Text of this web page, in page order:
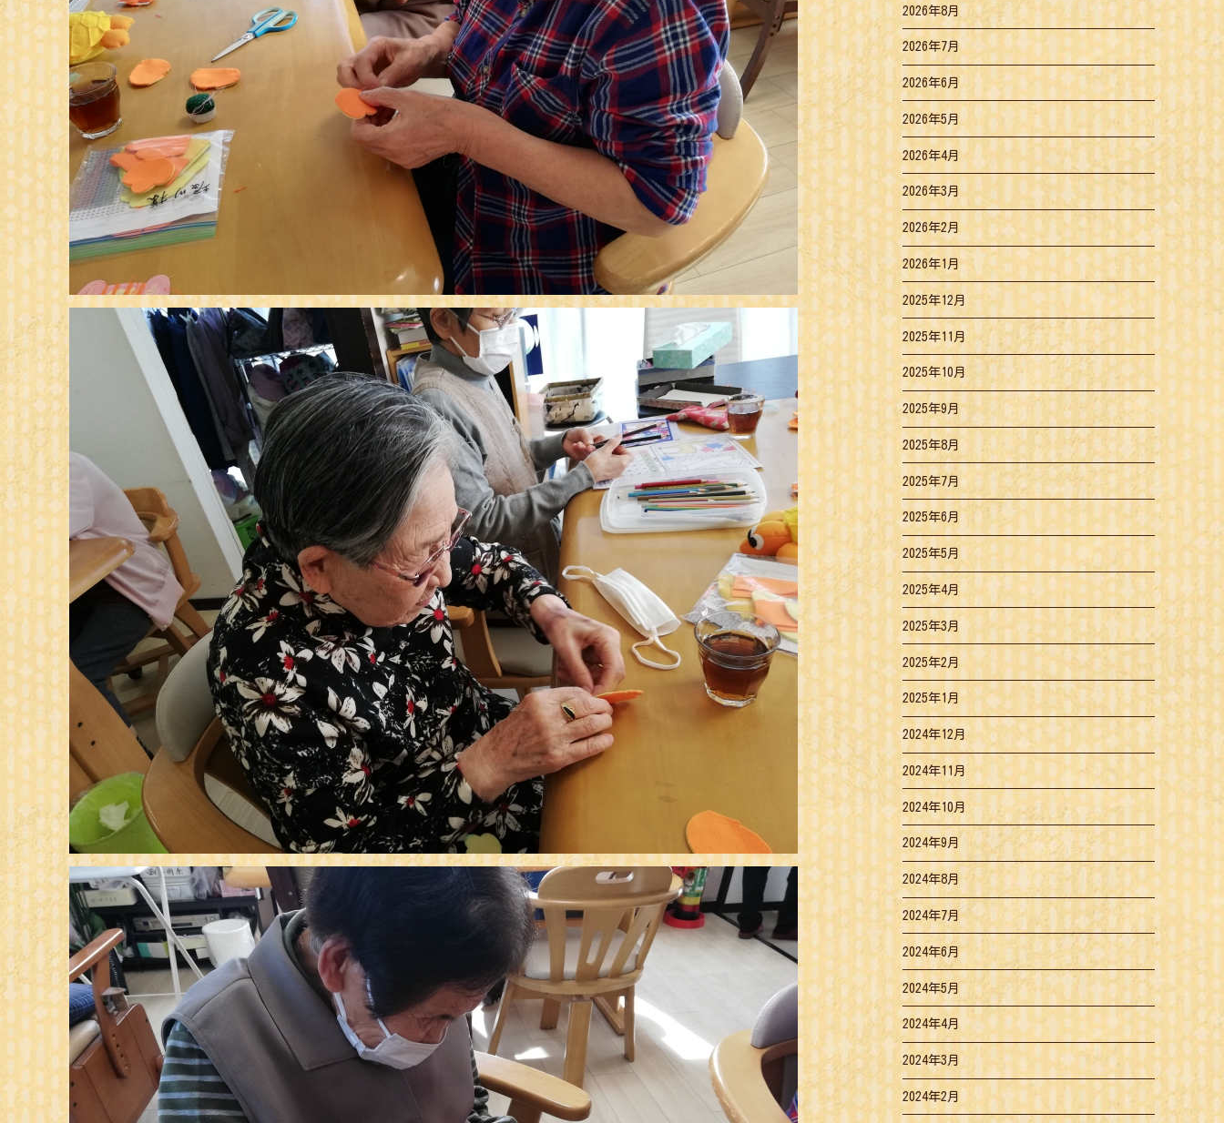
2026年8月
2026年7月
2026年6月
2026年5月
2026年4月
2026年3月
2026年2月
2026年1月
2025年12月
2025年11月
2025年10月
2025年9月
2025年8月
2025年7月
2025年6月
2025年5月
2025年4月
2025年3月
2025年2月
2025年1月
2024年12月
2024年11月
2024年10月
2024年9月
2024年8月
2024年7月
2024年6月
2024年5月
2024年4月
2024年3月
2024年2月